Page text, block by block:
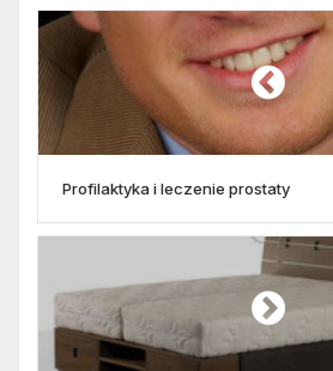
Profilaktyka i leczenie prostaty